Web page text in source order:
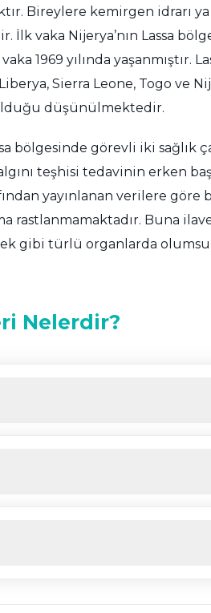
Bireylere kemirgen idrarı ya
İlk vaka Nijerya’nın Lassa
1969 yılında yaşanmıştır.
Sierra Leone, Togo ve
düşünülmektedir.
bölgesinde görevli iki sağlık
teşhisi tedavinin erken
yayınlanan verilere göre
rastlanmamaktadır. Buna
gibi türlü organlarda
Nelerdir?
şu şekildedir;